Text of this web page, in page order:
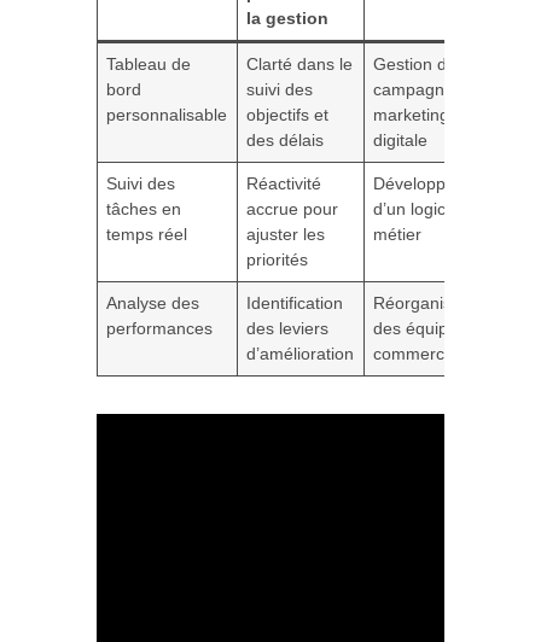
la gestion
Tableau de
bord
personnalisable
Clarté dans le
suivi des
objectifs et
des délais
Gestion d’une
campagne
marketing
digitale
Suivi des
tâches en
temps réel
Réactivité
accrue pour
ajuster les
priorités
Développement
d’un logiciel
métier
Analyse des
performances
Identification
des leviers
d’amélioration
Réorganisation
des équipes
commerciales